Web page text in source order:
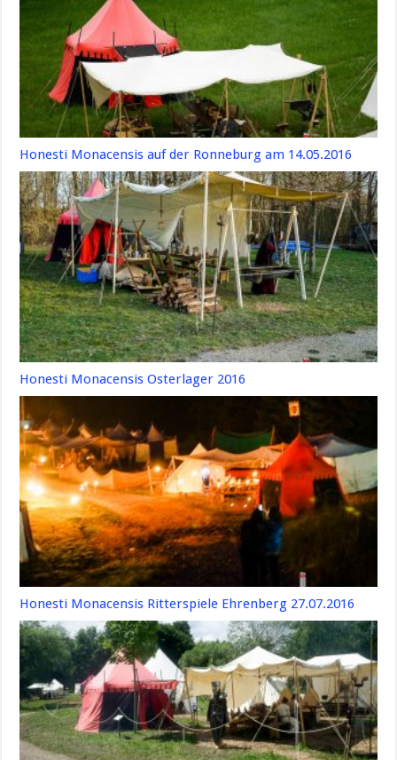
Honesti Monacensis auf der Ronneburg am 14.05.2016
Honesti Monacensis Osterlager 2016
Honesti Monacensis Ritterspiele Ehrenberg 27.07.2016